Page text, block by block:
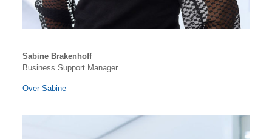
Sabine Brakenhoff
Business Support Manager
Over Sabine